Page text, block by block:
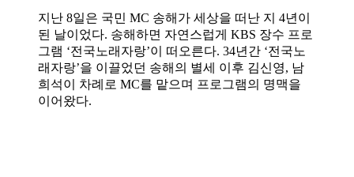
지난 8일은 국민 MC 송해가 세상을 떠난 지 4년이
된 날이었다. 송해하면 자연스럽게 KBS 장수 프로
그램 ‘전국노래자랑’이 떠오른다. 34년간 ‘전국노
래자랑’을 이끌었던 송해의 별세 이후 김신영, 남
희석이 차례로 MC를 맡으며 프로그램의 명맥을
이어왔다.